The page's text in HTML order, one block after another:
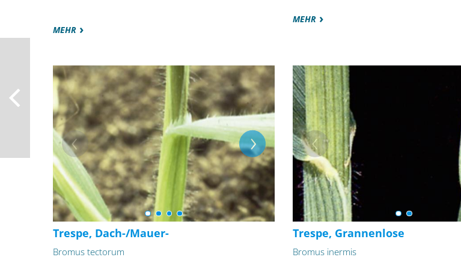
MEHR
MEHR
Trespe, Dach-/Mauer-
Bromus tectorum
Trespe, Grannenlose
Bromus inermis